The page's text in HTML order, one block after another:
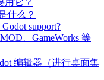
用它？
什么？
support?
、GameWorks 等
编辑器（进行桌面集